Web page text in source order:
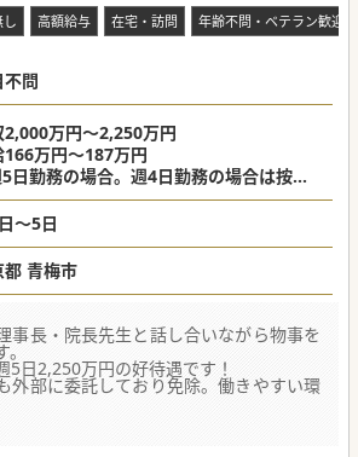
し 高額給与 在宅・訪問 年齢不問・ベテラン歓迎
不問
2,000万円～2,250万円
166万円～187万円
日勤務の場合。週4日勤務の場合は按
～5日
東京都 青梅市
長・院長先生と話し合いながら物事を
。
日2,250万円の好待遇です！
外部に委託しており免除。働きやすい環